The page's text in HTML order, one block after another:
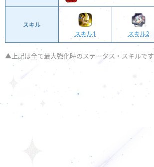
スキル
スキル1
スキル2
▲上記は全て最大強化時のステータス・スキルです